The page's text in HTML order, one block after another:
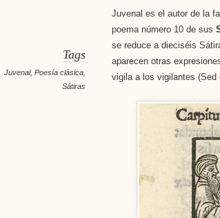
Tags
Juvenal,Poesía clásica,
Sátiras
Juvenal es el autor de la
poema número 10 de sus
se reduce a dieciséis
aparecen otras
vigila a los vigilantes (Sed